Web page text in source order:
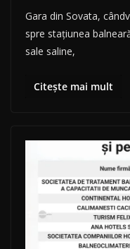
Gara din Sovata,
spre stațiunea
sale saline,
Citește mai mult